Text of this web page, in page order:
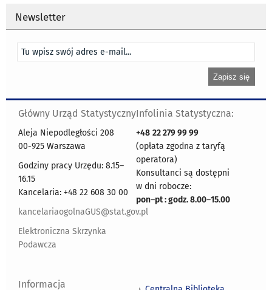
Newsletter
Główny Urząd Statystyczny
Aleja Niepodległości 208
00-925 Warszawa
Godziny pracy Urzędu: 8.15–
16.15
Kancelaria: +48 22 608 30 00
kancelariaogolnaGUS@stat.gov.pl
Elektroniczna Skrzynka
Podawcza
Infolinia Statystyczna:
+48 22 279 99 99
(opłata zgodna z taryfą
operatora)
Konsultanci są dostępni
w dni robocze:
pon–pt : godz. 8.00–15.00
Informacja